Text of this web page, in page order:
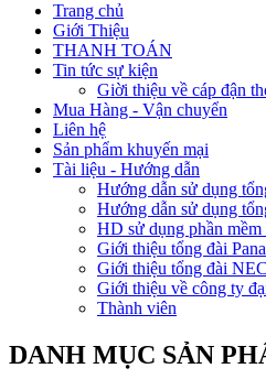
Trang chủ
Giới Thiệu
THANH TOÁN
Tin tức sự kiện
Giời thiệu về cáp đận
Mua Hàng - Vận chuyển
Liên hệ
Sản phẩm khuyến mại
Tài liệu - Hướng dẫn
Hướng dẫn sử dụng
Hướng dẫn sử dụng
HD sử dụng phần
Giới thiệu tổng đài
Giới thiệu tổng đài NEC
Giới thiệu về công ty
Thành viên
DANH MỤC SẢN